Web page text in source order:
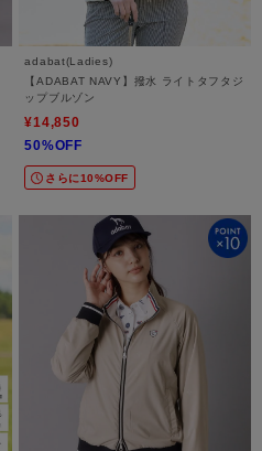
adabat(Ladies)
【ADABAT NAVY】撥水 ライトタフタジ
ップブルゾン
¥14,850
50%OFF
さらに10%OFF